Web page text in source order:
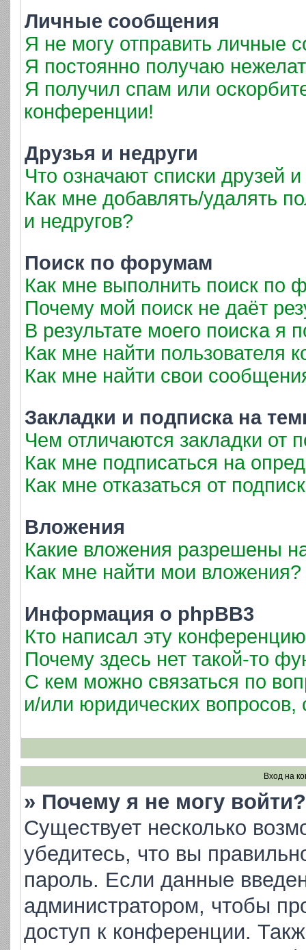
Личные сообщения
Я не могу отправить личные
Я постоянно получаю
Я получил спам или
конференции!
Друзья и недруги
Что означают списки друзей и
Как мне добавлять/удалять
и недругов?
Поиск по форумам
Как мне выполнить поиск по
Почему мой поиск не даёт
В результате моего поиска я
Как мне найти пользователя
Как мне найти свои
Закладки и подписка на
Чем отличаются закладки от
Как мне подписаться на
Как мне отказаться от
Вложения
Какие вложения разрешены
Как мне найти мои вложения?
Информация о phpBB3
Кто написал эту
Почему здесь нет такой-то
С кем можно связаться по
и/или юридических
Вход на
» Почему я не могу войти?
Существует несколько
убедитесь, что вы
пароль. Если данные
администратором, чтобы
доступ к конференции.